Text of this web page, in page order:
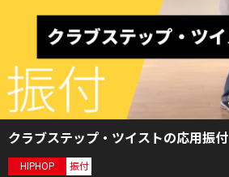
クラブステップ・ツイストの応用振付
HIPHOP 振付